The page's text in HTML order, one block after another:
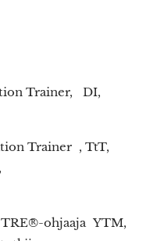
Trainer, DI,
Trainer , TtT,
ohjaaja YTM,